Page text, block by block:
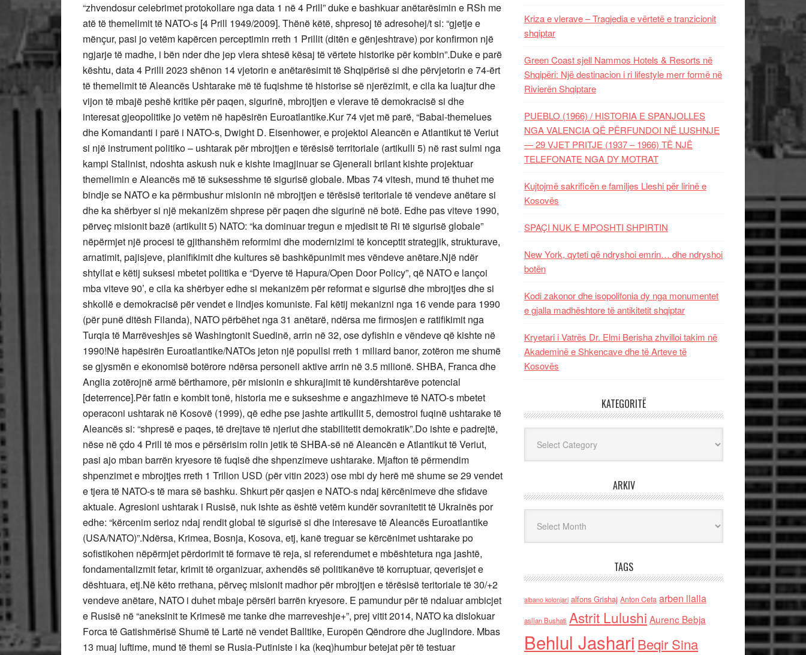
“zhvendosur celebrimet protokollare nga data 1 në 4 Prill” duke e bashkuar anëtarësimin e RSh me
atë të themelimit të NATO-s [4 Prill 1949/2009]. Thënë këtë, shpresoj të adresohej/t si: “gjetje e
mënçur, pasi jo vetëm kapërcen perceptimin rreth 1 Prillit (ditën e gënjeshtrave) por konfirmon një
ngjarje të madhe, i bën nder dhe jep vlera shtesë kësaj të vërtete historike për kombin”.Duke e parë
kështu, data 4 Prilli 2023 shënon 14 vjetorin e anëtarësimit të Shqipërisë si dhe përvjetorin e 74-ërt
të themelimit të Aleancës Ushtarake më të fuqishme të historise së njerëzimit, e cila ka luajtur dhe
vijon të mbajë peshë kritike për paqen, sigurinë, mbrojtjen e vlerave tē demokracisë si dhe
interesat gjeopolitike jo vetëm në hapësirën Euroatlantike.Kur 74 vjet më parë, “Babai-themelues
dhe Komandanti i parë i NATO-s, Dwight D. Eisenhower, e projektoi Aleancën e Atlantikut të Veriut
si një instrument politiko – ushtarak për mbrojtjen e tërësisë territoriale (artikulli 5) në rast sulmi nga
kampi Stalinist, ndoshta askush nuk e kishte imagjinuar se Gjenerali brilant kishte projektuar
themelimin e Aleancës më të suksesshme të sigurisë globale. Mbas 74 vitesh, mund të thuhet me
bindje se NATO e ka përmbushur misionin në mbrojtjen e tërësisë teritoriale të vendeve anëtare si
dhe ka shërbyer si një mekanizëm shprese për paqen dhe sigurinë në botë. Edhe pas viteve 1990,
përveç misionit bazë (artikulit 5) NATO: “ka dominuar tregun e mjedisit të Ri të sigurisë globale”
nëpërmjet një procesi të gjithanshëm reformimi dhe modernizimi të konceptit strategjik, strukturave,
arnatimit, pajisjeve, planifikimit dhe kultures së bashkëpunimit mes vëndeve anëtare.Një ndër
shtyllat e këtij suksesi mbetet politika e “Dyerve të Hapura/Open Door Policy”, që NATO e lançoi
mba viteve 90’, e cila ka shërbyer edhe si mekanizëm për reformat e sigurisë dhe mbrojtjes dhe si
shkollë e demokracisë për vendet e lindjes komuniste. Fal këtij mekanizni nga 16 vende para 1990
(për punë ditësh Filanda), NATO përbëhet nga 31 anëtarë, ndërsa me firmosjen e ratifikimit nga
Turqia të Marrëveshjes së Washingtonit Suedinë, arrin në 32, ose dyfishin e vëndeve që kishte në
1990!Në hapësirën Euroatlantike/NATOs jeton një popullsi rreth 1 miliard banor, zotëron me shumë
se gjysmën e ekonomisë botërore ndërsa personeli aktive arrin në 3.5 milionë. SHBA, Franca dhe
Anglia zotërojnë armë bërthamore, për misionin e shkurajimit të kundërshtarëve potencial
[deterrence].Për fatin e kombit tonë, historia me e sukseshme e angazhimeve të NATO-s mbetet
operaconi ushtarak në Kosovë (1999), që edhe pse jashte artikullit 5, demostroi fuqinë ushtarake të
Aleancës si: “shpresë e paqes, të drejtave të njeriut dhe stabilitetit demokratik”.Do ishte e padrejtë,
nëse në çdo 4 Prill të mos e përsërisim rolin jetik të SHBA-së në Aleancën e Atlantikut të Veriut,
pasi ajo mban barrën kryesore të fuqisë dhe shpenzimeve ushtarake. Mjafton të përmendim
shpenzimet e mbrojtjes rreth 1 Trilion USD (për vitin 2023) ose mbi dy herë më shume se 29 vendet
e tjera të NATO-s të mara së bashku. Shkurt për qasjen e NATO-s ndaj kërcënimeve dhe sfidave
aktuale. Agresioni ushtarak i Rusisë, nuk ishte as është vetëm kundër sovranitetit të Ukrainës por
edhe: “kërcenim serioz ndaj rendit global të sigurisë si dhe interesave të Aleancës Euroatlantike
(USA/NATO)”.Ndërsa, Krimea, Bosnja, Kosova, etj, kanë treguar se kërcënimet ushtarake po
sofistikohen nëpërmjet përdorimit të formave të reja, si referendumet e mbështetura nga jashtë,
fondamentalizmit fetar, krimit të organizuar, axhendës së politikanëve të korruptuar, qeverisjet e
dështuara, etj.Në këto rrethana, përveç misionit madhor për mbrojtjen e tërësisë teritoriale të 30/+2
vendeve anëtare, NATO i duhet mbaje përsëri barrën kryesore. E pamundur për të ndaluar ambicjet
e Rusisë në “aneksinit te Krimesë me tanke dhe marreveshje+”, prej vitit 2014, NATO ka dislokuar
Forca të Gatishmërisë Shumë të Lartë në vendet Balltike, Europën Qëndrore dhe Juglindore. Mbas
13 muaj luftime, mund të themi se Rusia-Putiniste i ka (keq)humbur betejat për të testuar
Kriza e vlerave – Tragjedia e vërtetë e tranzicionit
shqiptar
Green Coast sjell Nammos Hotels & Resorts në
Shqipëri: Një destinacion i ri lifestyle merr formë në
Rivierën Shqiptare
PUEBLO (1966) / HISTORIA E SPANJOLLES
NGA VALENCIA QË PËRFUNDOI NË LUSHNJE
— 29 VJET PRITJE (1937 – 1966) TË NJË
TELEFONATE NGA DY MOTRAT
Kujtojmë sakrificën e familjes Lleshi për lirinë e
Kosovës
SPAÇI NUK E MPOSHTI SHPIRTIN
New York, qyteti që ndryshoi emrin… dhe ndryshoi
botën
Kodi zakonor dhe isopolifonia dy nga monumentet
e gjalla madhështore të antikitetit shqiptar
Kryetari i Vatrës Dr. Elmi Berisha zhvilloi takim në
Akademinë e Shkencave dhe të Arteve të
Kosovës
KATEGORITË
ARKIV
TAGS
albano kolonjari alfons Grishaj Anton Cefa arben llalla
asllan Bushati Astrit Lulushi Aurenc Bebja
Behlul Jashari Beqir Sina